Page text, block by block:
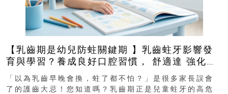
【乳齒期是幼兒防蛀關鍵期 】乳齒蛀牙影響發
育與學習？養成良好口腔習慣， 舒適達 強化琺
瑯質 兒童牙膏防護指南
「以為乳齒早晚會換，蛀了都不怕？」是很多家長誤會
了的護齒大忌！您知道嗎？乳齒期正是兒童蛀牙的高危